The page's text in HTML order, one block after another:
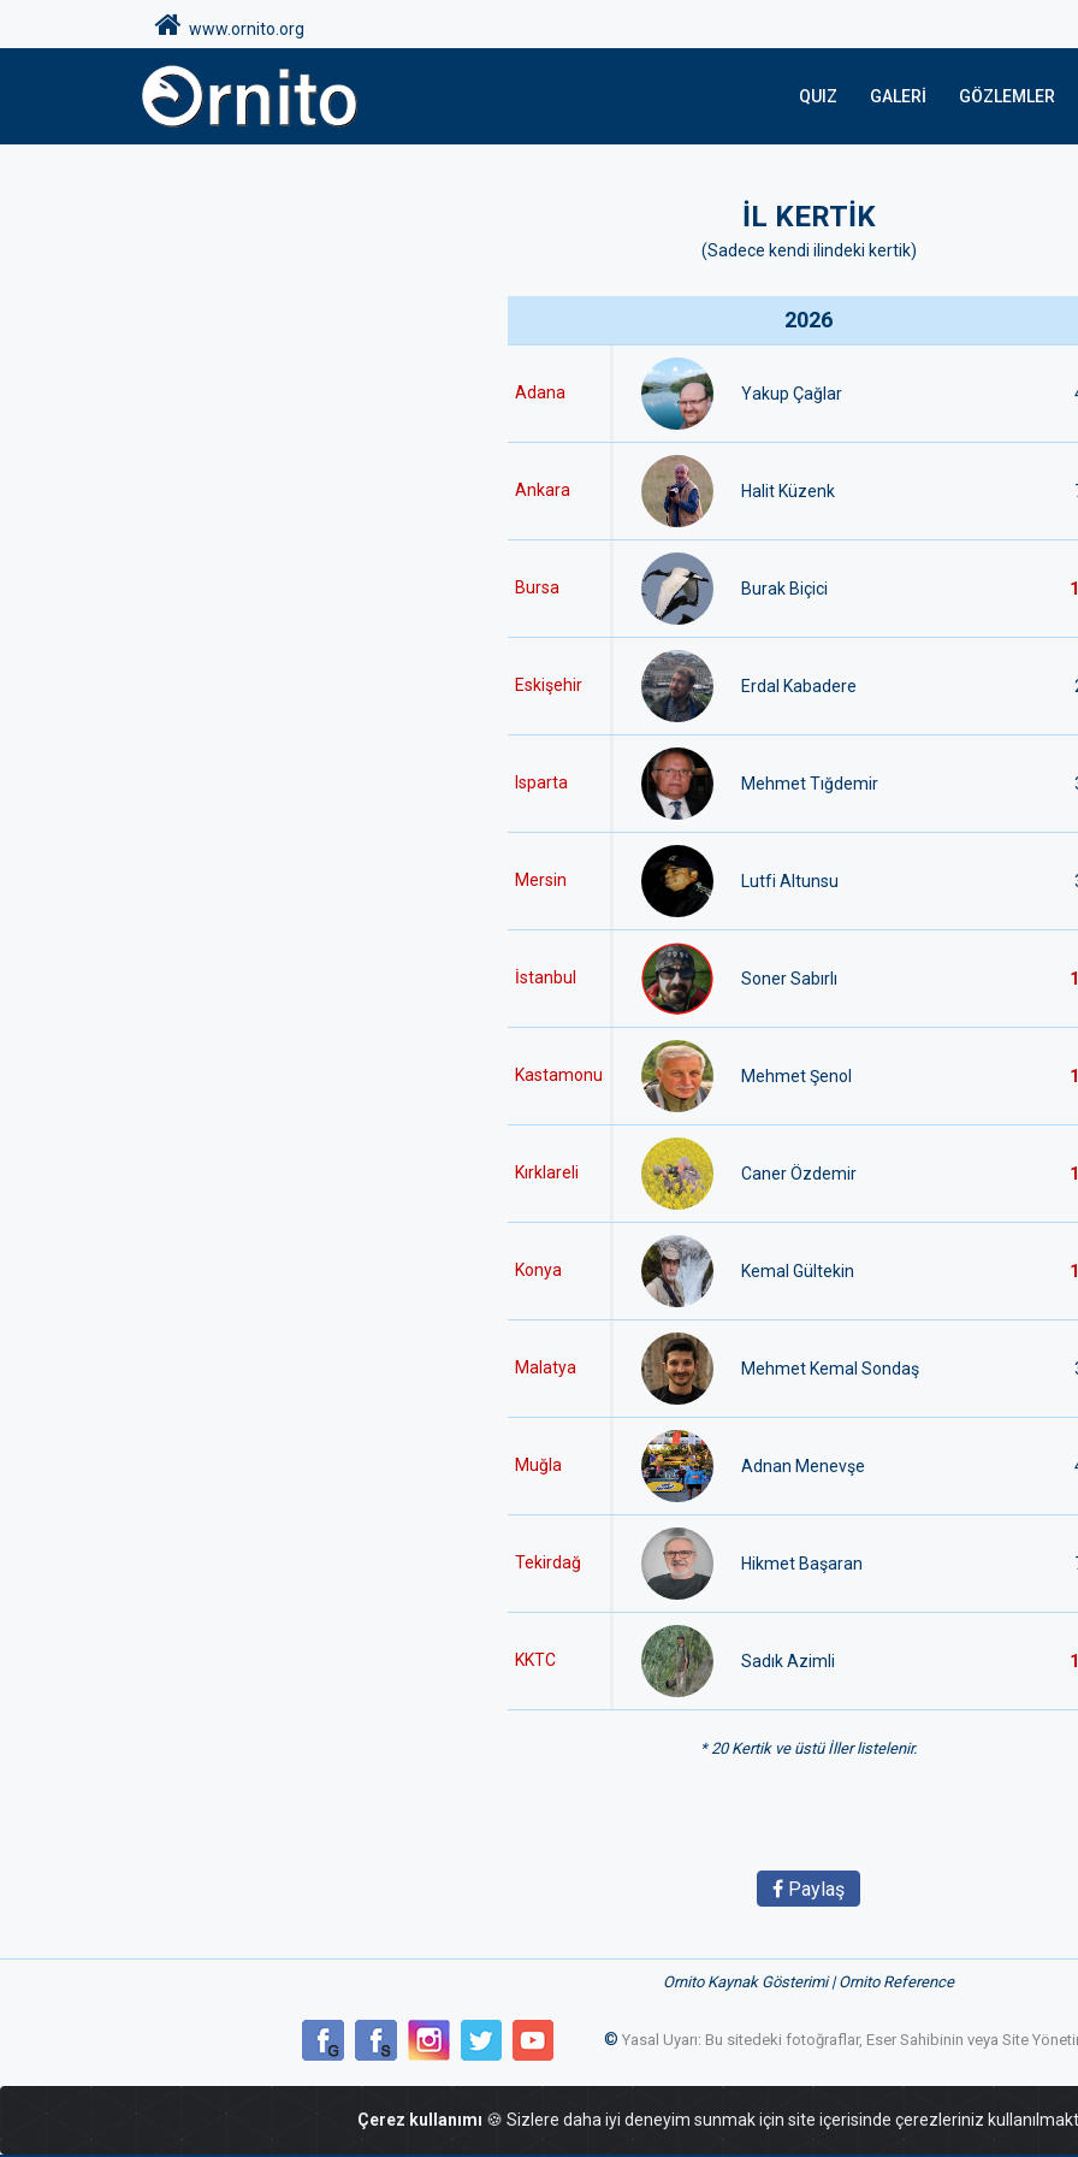
www.ornito.org
QUIZ GALERI GÖZLEMLER
İL KERTİK
(Sadece kendi ilindeki kertik)
2026
Adana Yakup Çağlar
Ankara Halit Küzenk
Bursa Burak Biçici
Eskişehir Erdal Kabadere
Isparta Mehmet Tığdemir
Mersin Lutfi Altunsu
İstanbul Soner Sabırlı
Kastamonu Mehmet Şenol
Kırklareli Caner Özdemir
Konya Kemal Gültekin
Malatya Mehmet Kemal Sondaş
Muğla Adnan Menevşe
Tekirdağ Hikmet Başaran
KKTC Sadık Azimli
* 20 Kertik ve üstü İller listelenir.
Paylaş
Ornito Kaynak Gösterimi | Ornito Reference
© Yasal Uyarı: Bu sitedeki fotoğraflar, Eser Sahibinin veya Site
Çerez kullanımı 🍪 Sizlere daha iyi deneyim sunmak için site içerisinde çerezleriniz